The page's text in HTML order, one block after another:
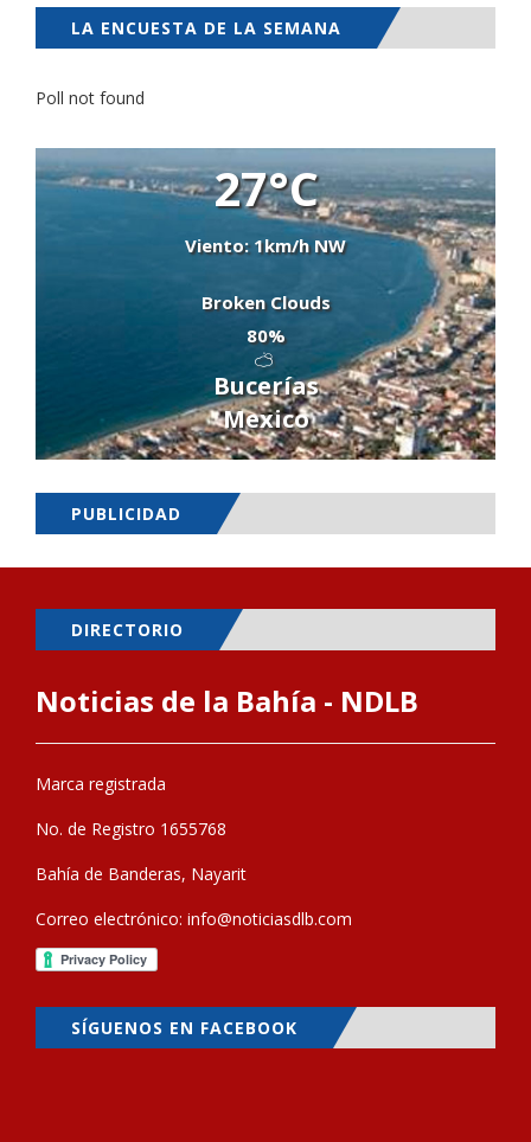
LA ENCUESTA DE LA SEMANA
Poll not found
27°C
Viento: 1km/h NW
Broken Clouds
80%
Bucerías
Mexico
PUBLICIDAD
DIRECTORIO
Noticias de la Bahía - NDLB
Marca registrada
No. de Registro 1655768
Bahía de Banderas, Nayarit
Correo electrónico: info@noticiasdlb.com
SÍGUENOS EN FACEBOOK